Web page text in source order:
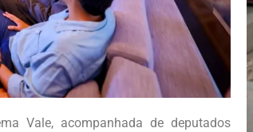
Vale, acompanhada de deputados